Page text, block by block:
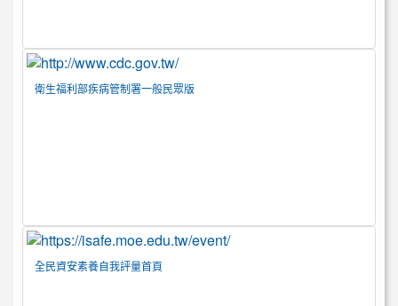
衛生福利部疾病管制署一般民眾版
全民資安素養自我評量首頁